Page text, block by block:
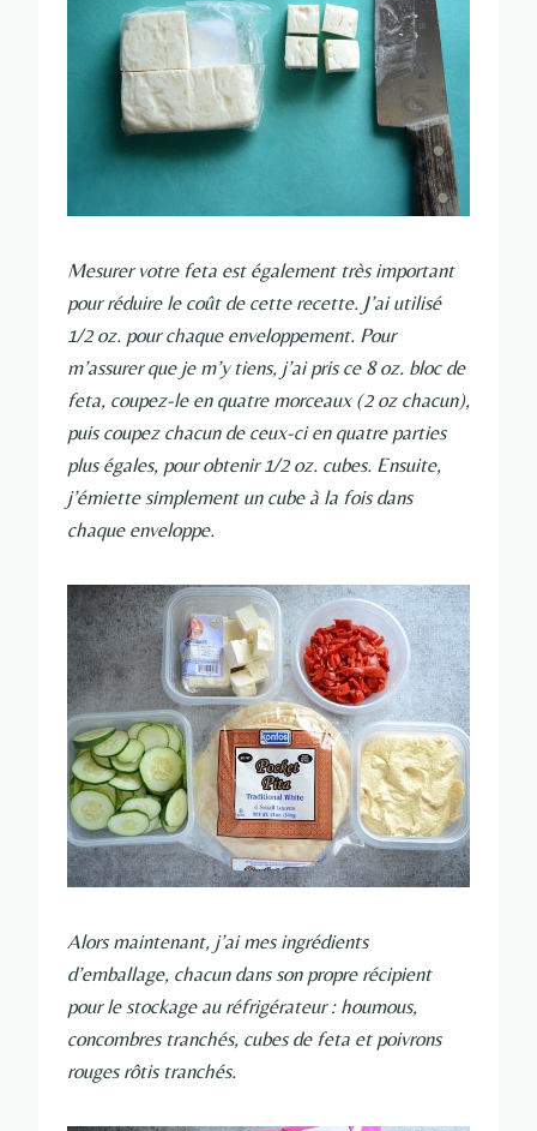
Mesurer votre feta est également très important
pour réduire le coût de cette recette. J’ai utilisé
1/2 oz. pour chaque enveloppement. Pour
m’assurer que je m’y tiens, j’ai pris ce 8 oz. bloc de
feta, coupez-le en quatre morceaux (2 oz chacun),
puis coupez chacun de ceux-ci en quatre parties
plus égales, pour obtenir 1/2 oz. cubes. Ensuite,
j’émiette simplement un cube à la fois dans
chaque enveloppe.
Alors maintenant, j’ai mes ingrédients
d’emballage, chacun dans son propre récipient
pour le stockage au réfrigérateur : houmous,
concombres tranchés, cubes de feta et poivrons
rouges rôtis tranchés.